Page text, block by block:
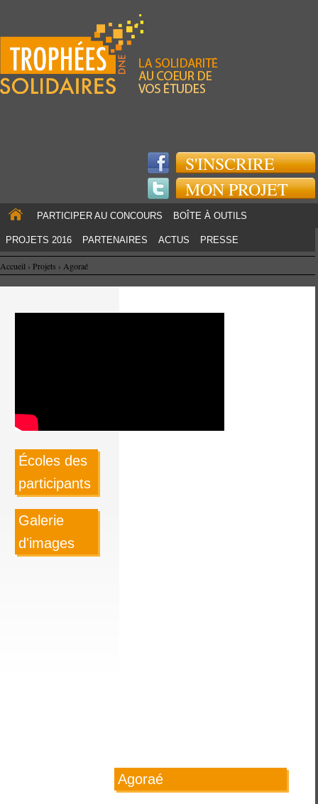
S'INSCRIRE
MON PROJET
PARTICIPER AU CONCOURS BOÎTE À OUTILS
PROJETS 2016 PARTENAIRES ACTUS PRESSE
Accueil › Projets › Agoraé
Écoles des
participants
Galerie
d'images
Agoraé